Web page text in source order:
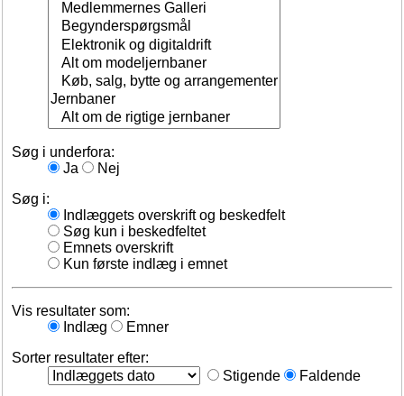
Søg i underfora:
Ja
Nej
Søg i:
Indlæggets overskrift og beskedfelt
Søg kun i beskedfeltet
Emnets overskrift
Kun første indlæg i emnet
Vis resultater som:
Indlæg
Emner
Sorter resultater efter:
Stigende
Faldende